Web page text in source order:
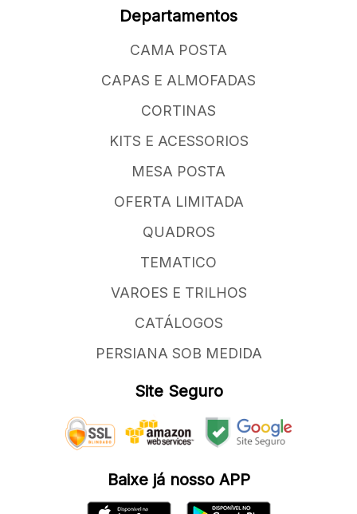
Departamentos
CAMA POSTA
CAPAS E ALMOFADAS
CORTINAS
KITS E ACESSORIOS
MESA POSTA
OFERTA LIMITADA
QUADROS
TEMATICO
VAROES E TRILHOS
CATÁLOGOS
PERSIANA SOB MEDIDA
Site Seguro
Baixe já nosso APP